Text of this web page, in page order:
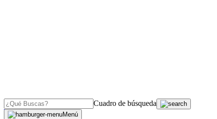
Cuadro de búsqueda
Menú
OJO